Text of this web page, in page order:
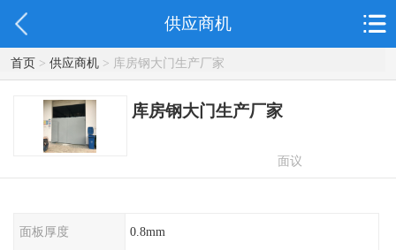
供应商机
首页> 供应商机> 库房钢大门生产厂家
库房钢大门生产厂家
面议
面板厚度 0.8mm